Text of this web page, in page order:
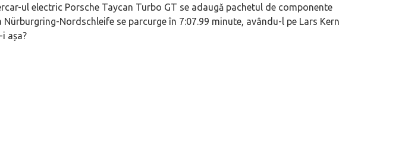
ul electric Porsche Taycan Turbo GT se adaugă pachetul de componente
Nordschleife se parcurge în 7:07.99 minute, avându-l pe Lars Kern
așa?